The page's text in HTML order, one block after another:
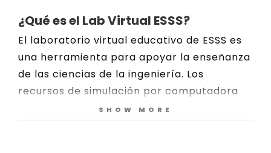
¿Qué es el Lab Virtual ESSS?
El laboratorio virtual educativo de ESSS es
una herramienta para apoyar la enseñanza
de las ciencias de la ingeniería. Los
recursos de simulación por computadora
se integran a la teoría de manera
didáctica, con el objetivo de expandir el
SHOW MORE